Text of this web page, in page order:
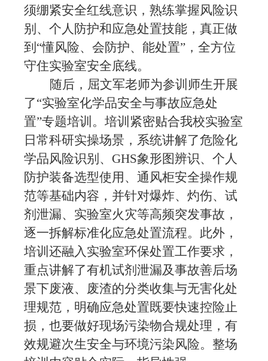
须绷紧安全红线意识，熟练掌握风险识
别、个人防护和应急处置技能，真正做
到“懂风险、会防护、能处置”，全方位
守住实验室安全底线。
随后，屈文军老师为参训师生开展
了“实验室化学品安全与事故应急处
置”专题培训。培训紧密贴合我校实验室
日常科研实操场景，系统讲解了危险化
学品风险识别、 GHS象形图辨识、个人
防护装备选型使用、通风柜安全操作规
范等基础内容，并针对爆炸、灼伤、试
剂泄漏、实验室火灾等高频突发事故，
逐一拆解标准化应急处置流程。此外，
培训还融入实验室环保处置工作要求，
重点讲解了有机试剂泄漏及事故善后场
景下废液、废渣的分类收集与无害化处
理规范，明确应急处置既要快速控险止
损，也要做好现场污染物合规处理，有
效规避次生安全与环境污染风险。整场